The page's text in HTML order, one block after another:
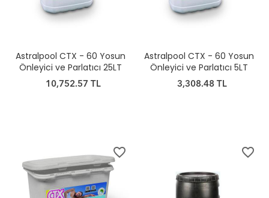
Astralpool CTX - 60 Yosun
Önleyici ve Parlatıcı 25LT
10,752.57 TL
Astralpool CTX - 60 Yosun
Önleyici ve Parlatıcı 5LT
3,308.48 TL
favorite_border favorite_border